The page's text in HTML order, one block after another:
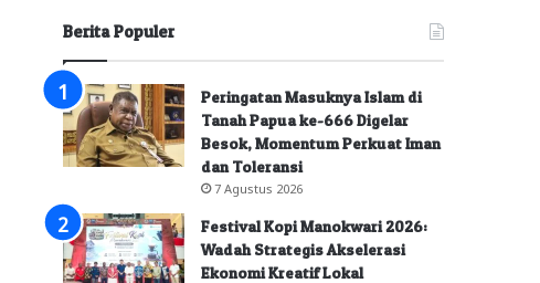
Berita Populer
Peringatan Masuknya Islam di
Tanah Papua ke-666 Digelar
Besok, Momentum Perkuat Iman
dan Toleransi
7 Agustus 2026
Festival Kopi Manokwari 2026:
Wadah Strategis Akselerasi
Ekonomi Kreatif Lokal